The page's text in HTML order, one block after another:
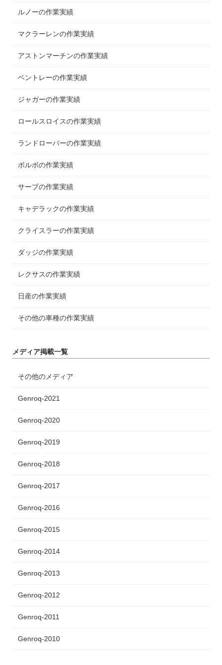
ルノーの作業実績
マクラーレンの作業実績
アストンマーチンの作業実績
ベントレーの作業実績
ジャガーの作業実績
ロールスロイスの作業実績
ランドローバーの作業実績
ボルボの作業実績
サーブの作業実績
キャデラックの作業実績
クライスラーの作業実績
ダッジの作業実績
レクサスの作業実績
日産の作業実績
その他の車種の作業実績
メディア掲載一覧
その他のメディア
Genroq-2021
Genroq-2020
Genroq-2019
Genroq-2018
Genroq-2017
Genroq-2016
Genroq-2015
Genroq-2014
Genroq-2013
Genroq-2012
Genroq-2011
Genroq-2010